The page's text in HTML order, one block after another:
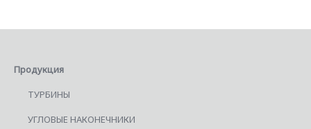
Продукция
ТУРБИНЫ
УГЛОВЫЕ НАКОНЕЧНИКИ